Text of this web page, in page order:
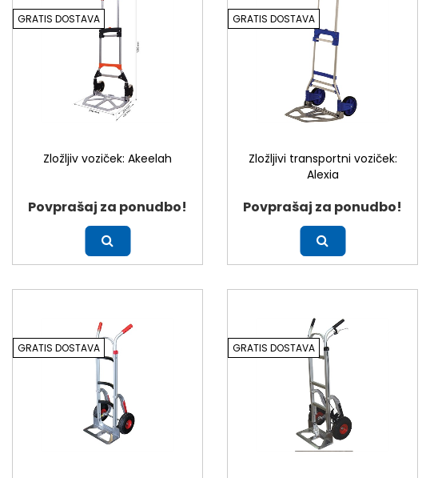
GRATIS DOSTAVA
Zložljiv voziček: Akeelah
Povprašaj za ponudbo!
GRATIS DOSTAVA
Zložljivi transportni voziček:
Alexia
Povprašaj za ponudbo!
GRATIS DOSTAVA GRATIS DOSTAVA